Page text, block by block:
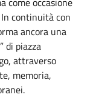
continuità con
ancora una
di piazza
attraverso
memoria,